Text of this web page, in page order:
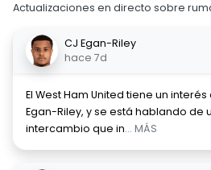
Actualizaciones en directo sobre
CJ Egan-Riley
hace 7d
El West Ham United tiene un
Egan-Riley, y se está hablando de
intercambio que in... MÁS